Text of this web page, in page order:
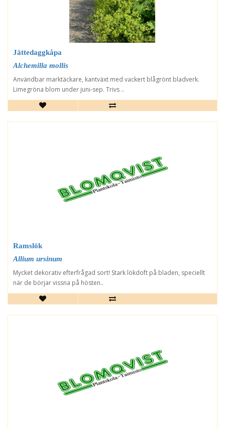
Jättedaggkåpa
Alchemilla mollis
Användbar marktäckare, kantväxt med vackert blågrönt bladverk.
Limegröna blom under juni-sep. Trivs ..
Ramslök
Allium ursinum
Mycket dekorativ efterfrågad sort! Stark lökdoft på bladen, speciellt
när de börjar vissna på hösten..